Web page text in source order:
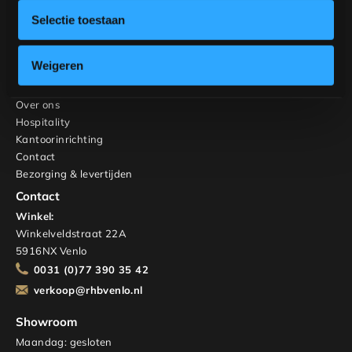
Selectie toestaan
Weigeren
Stoelen
Kasten en TV-meubels
Maatwerk
RHB Home & Living
Over ons
Hospitality
Kantoorinrichting
Contact
Bezorging & levertijden
Contact
Winkel:
Winkelveldstraat 22A
5916NX Venlo
0031 (0)77 390 35 42
verkoop@rhbvenlo.nl
Showroom
Maandag: gesloten